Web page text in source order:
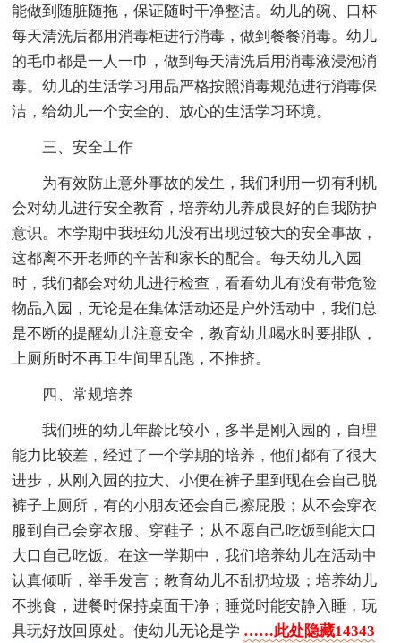
能做到随脏随拖，保证随时干净整洁。幼儿的碗、口杯
每天清洗后都用消毒柜进行消毒，做到餐餐消毒。幼儿
的毛巾都是一人一巾，做到每天清洗后用消毒液浸泡消
毒。幼儿的生活学习用品严格按照消毒规范进行消毒保
洁，给幼儿一个安全的、放心的生活学习环境。
三、安全工作
为有效防止意外事故的发生，我们利用一切有利机
会对幼儿进行安全教育，培养幼儿养成良好的自我防护
意识。本学期中我班幼儿没有出现过较大的安全事故，
这都离不开老师的辛苦和家长的配合。每天幼儿入园
时，我们都会对幼儿进行检查，看看幼儿有没有带危险
物品入园，无论是在集体活动还是户外活动中，我们总
是不断的提醒幼儿注意安全，教育幼儿喝水时要排队，
上厕所时不再卫生间里乱跑，不推挤。
四、常规培养
我们班的幼儿年龄比较小，多半是刚入园的，自理
能力比较差，经过了一个学期的培养，他们都有了很大
进步，从刚入园的拉大、小便在裤子里到现在会自己脱
裤子上厕所，有的小朋友还会自己擦屁股；从不会穿衣
服到自己会穿衣服、穿鞋子；从不愿自己吃饭到能大口
大口自己吃饭。在这一学期中，我们培养幼儿在活动中
认真倾听，举手发言；教育幼儿不乱扔垃圾；培养幼儿
不挑食，进餐时保持桌面干净；睡觉时能安静入睡，玩
具玩好放回原处。使幼儿无论是学 ……此处隐藏14343